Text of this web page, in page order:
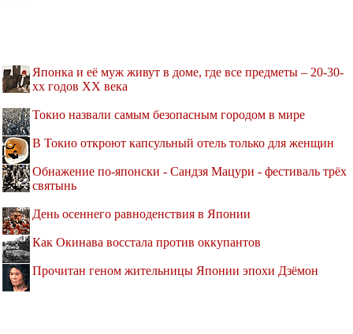
Японка и её муж живут в доме, где все предметы – 20-30-
хх годов XX века
Токио назвали самым безопасным городом в мире
В Токио откроют капсульный отель только для женщин
Обнажение по-японски - Сандзя Мацури - фестиваль трёх
святынь
День осеннего равноденствия в Японии
Как Окинава восстала против оккупантов
Прочитан геном жительницы Японии эпохи Дзёмон